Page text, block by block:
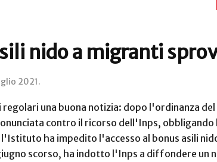
nido a migranti
2021.
una buona notizia: dopo l'ordinanza
contro il ricorso dell'Inps,
ha impedito l'accesso al bonus asili
scorso, ha indotto l'Inps a diffondere un